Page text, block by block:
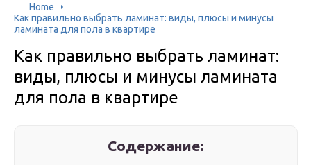
Home
Как правильно выбрать ламинат: виды, плюсы и минусы
ламината для пола в квартире
Как правильно выбрать ламинат:
виды, плюсы и минусы ламината
для пола в квартире
Содержание: